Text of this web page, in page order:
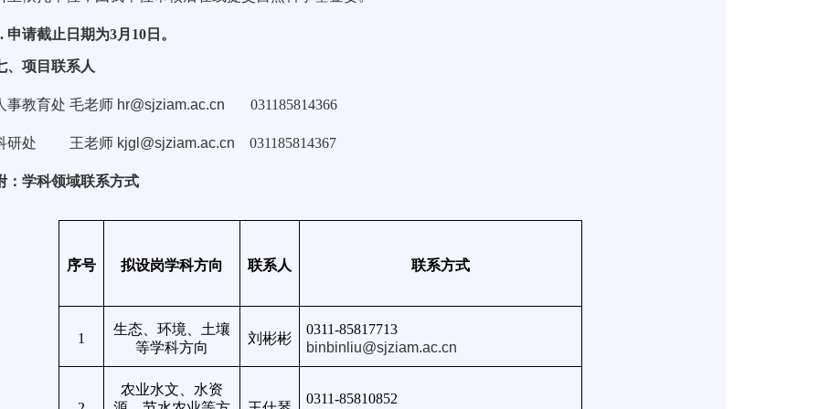
申请截止日期为3月10日。
项目联系人
教育处 毛老师 hr@sjziam.ac.cn 031185814366
处 王老师 kjgl@sjziam.ac.cn 031185814367
：学科领域联系方式
序号 拟设岗学科方向 联系人 联系方式
1
生态、环境、土壤
等学科方向
刘彬彬
0311-85817713
binbinliu@sjziam.ac.cn
农业水文、水资
0311-85810852